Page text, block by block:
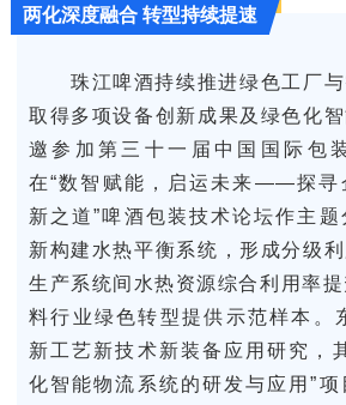
两化深度融合 转型持续提速
珠江啤酒持续推进绿色工厂与
取得多项设备创新成果及绿色化
邀参加第三十一届中国国际包
在“数智赋能，启运未来——探寻
新之道”啤酒包装技术论坛作主
新构建水热平衡系统，形成分级利
生产系统间水热资源综合利用率
料行业绿色转型提供示范样本。
新工艺新技术新装备应用研究，
化智能物流系统的研发与应用”